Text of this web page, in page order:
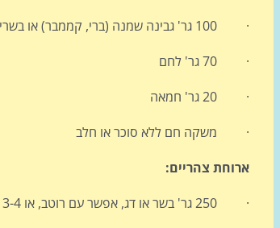
· 100 גר' גבינה שמנה (ברי, קממבר) או בשרים קרים (סלמי, פסטרמה וכו').
· 70 גר' לחם
· 20 גר' חמאה
· משקה חם ללא סוכר או חלב
ארוחת צהריים:
· 250 גר' בשר או דג, אפשר עם רוטב, או 3-4 ביצים (חביתה/קשות)